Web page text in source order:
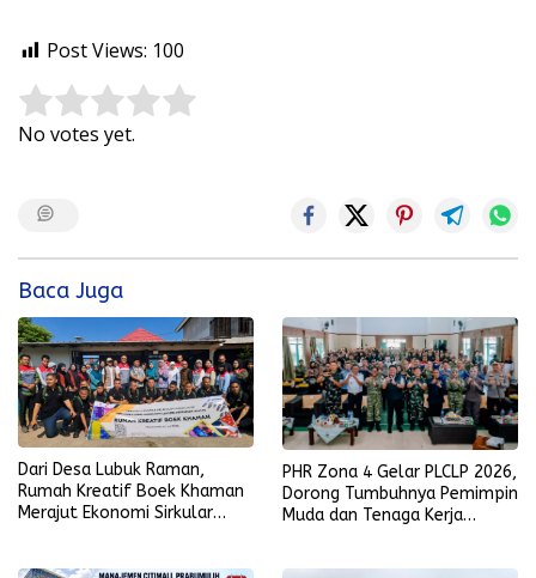
Post Views: 100
Rate this item:
No votes yet.
Baca Juga
Dari Desa Lubuk Raman,
Rumah Kreatif Boek Khaman
Merajut Ekonomi Sirkular
PHR Zona 4 Gelar PLCLP 2026,
Dorong Tumbuhnya Pemimpin
Muda dan Tenaga Kerja